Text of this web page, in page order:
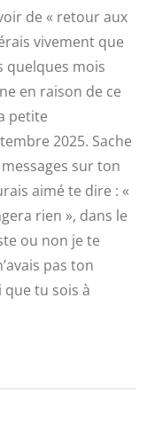
de « retour aux
vivement que
quelques mois
en raison de ce
petite
2025. Sache
sur ton
aimé te dire : «
rien », dans le
ou non je te
pas ton
tu sois à